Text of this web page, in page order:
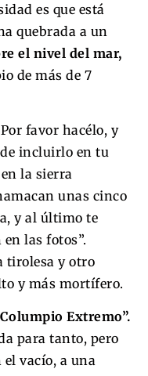
es que está
quebrada a un
el nivel del mar,
de más de 7
Por favor hacélo, y
incluirlo en tu
la sierra
unas cinco
y al último te
las fotos”.
tirolesa y otro
y más mortífero.
Extremo”.
para tanto, pero
vacío, a una